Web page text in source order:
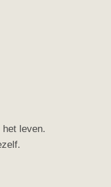
het leven.